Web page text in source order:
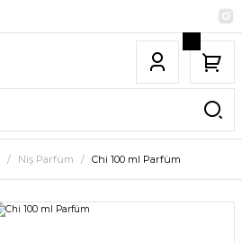
Niş Parfüm Chi 100 ml Parfüm